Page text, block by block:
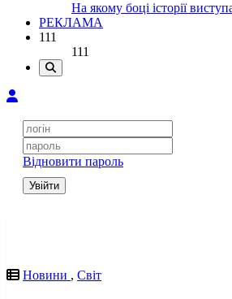
На якому боці історії
РЕКЛАМА
111
111
Відновити пароль
Увійти
Новини , Світ